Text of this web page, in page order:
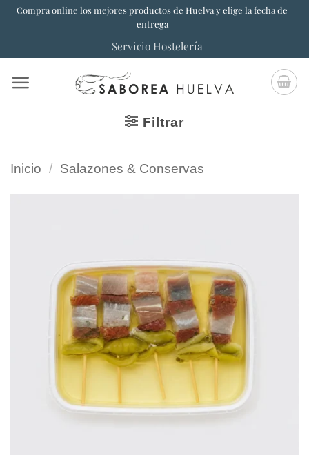
SaltarCompra online los mejores productos de Huelva y elige la fecha de
entrega
Servicio Hostelería
Filtrar
Inicio / Salazones & Conservas